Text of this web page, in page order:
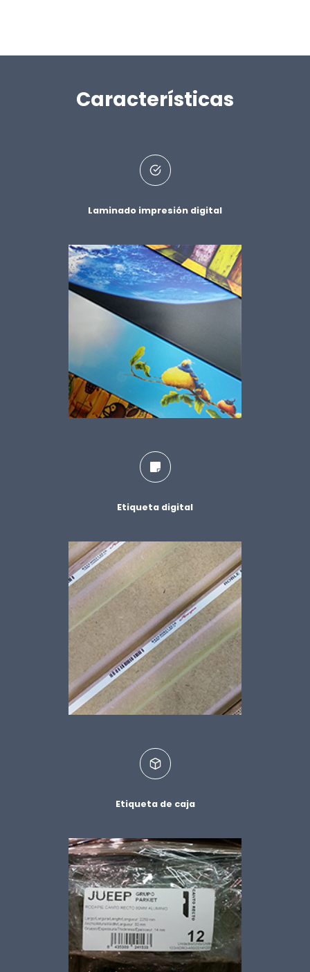
Características
Laminado impresión digital
Etiqueta digital
Etiqueta de caja